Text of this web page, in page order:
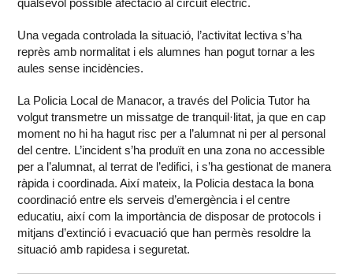
Una vegada controlada la situació, l’activitat lectiva s’ha
reprès amb normalitat i els alumnes han pogut tornar a les
aules sense incidències.
La Policia Local de Manacor, a través del Policia Tutor ha
volgut transmetre un missatge de tranquil·litat, ja que en cap
moment no hi ha hagut risc per a l’alumnat ni per al personal
del centre. L’incident s’ha produït en una zona no accessible
per a l’alumnat, al terrat de l’edifici, i s’ha gestionat de manera
ràpida i coordinada. Així mateix, la Policia destaca la bona
coordinació entre els serveis d’emergència i el centre
educatiu, així com la importància de disposar de protocols i
mitjans d’extinció i evacuació que han permès resoldre la
situació amb rapidesa i seguretat.